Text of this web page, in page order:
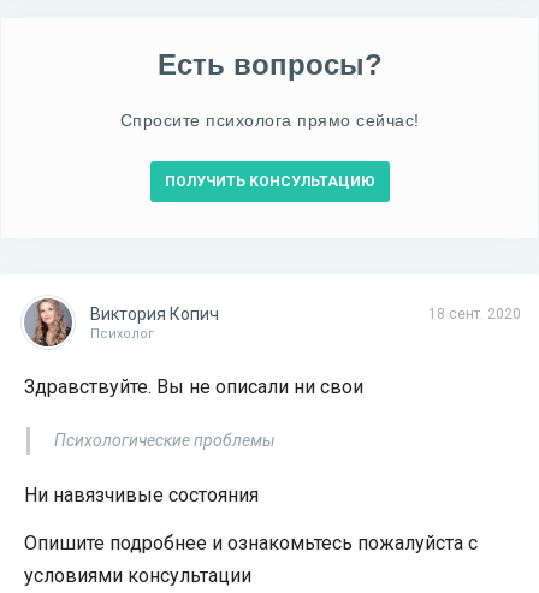
Есть вопросы?
Спросите психолога прямо сейчас!
ПОЛУЧИТЬ КОНСУЛЬТАЦИЮ
18 сент. 2020
Виктория Копич
Психолог
Здравствуйте. Вы не описали ни свои
Психологические проблемы
Ни навязчивые состояния
Опишите подробнее и ознакомьтесь пожалуйста с
условиями консультации